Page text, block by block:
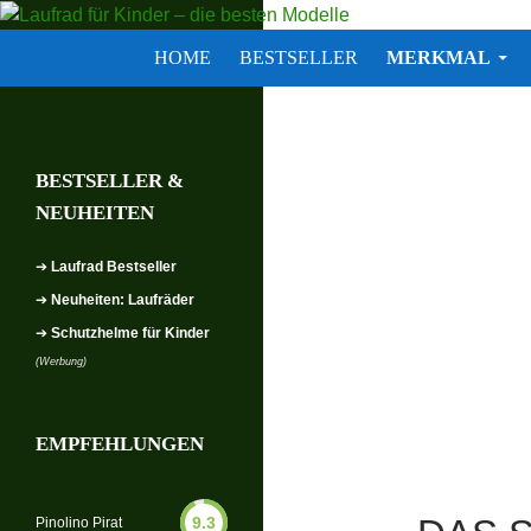
Zum
Laufrad für Kinder – die
HOME BESTSELLER MERKMAL
BESTSELLER &
NEUHEITEN
➔ Laufrad Bestseller
➔ Neuheiten: Laufräder
➔ Schutzhelme für Kinder
(Werbung)
EMPFEHLUNGEN
Pinolino Pirat 9.3